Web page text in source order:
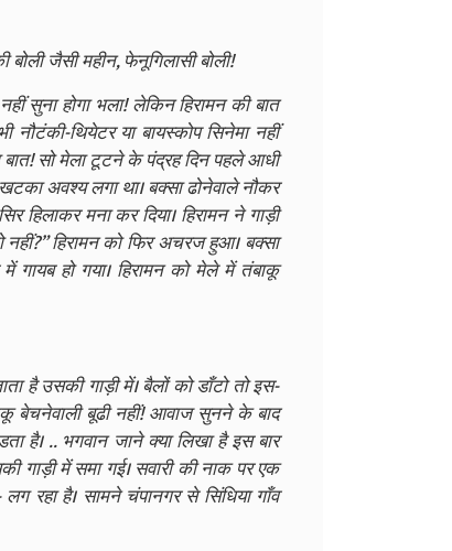
जैसी महीन, फेनूगिलासी बोली!
सुना होगा भला! लेकिन हिरामन की बात
थियेटर या बायस्कोप सिनेमा नहीं
बात! सो मेला टूटने के पंद्रह दिन पहले आधी
अवश्य लगा था। बक्सा ढोनेवाले नौकर
हिलाकर मना कर दिया। हिरामन ने गाड़ी
नहीं?” हिरामन को फिर अचरज हुआ। बक्सा
हो गया। हिरामन को मेले में तंबाकू
है उसकी गाड़ी में। बैलों को डाँटो तो इस-
बेचनेवाली बूढी नहीं! आवाज सुनने के बाद
है। .. भगवान जाने क्या लिखा है इस बार
में समा गई। सवारी की नाक पर एक
है। सामने चंपानगर से सिंधिया गाँव